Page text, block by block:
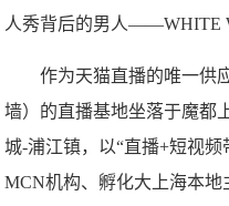
人秀背后的男人——WHITE
作为天猫直播的唯一供
墙）的直播基地坐落于魔都
城-浦江镇，以“直播+短视
MCN机构、孵化大上海本